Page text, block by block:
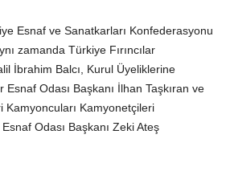
Esnaf ve Sanatkarları Konfederasyonu
zamanda Türkiye Fırıncılar
İbrahim Balcı, Kurul Üyeliklerine
Odası Başkanı İlhan Taşkıran ve
Kamyoncuları Kamyonetçileri
Odası Başkanı Zeki Ateş